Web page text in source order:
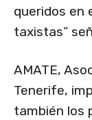
queridos en
taxistas”
AMATE,
Tenerife,
también los